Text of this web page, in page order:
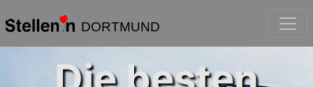
DORTMUND